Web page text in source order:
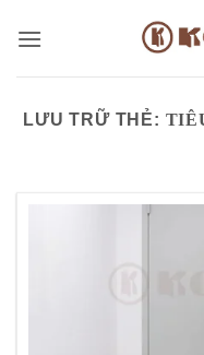
qua
LƯU TRỮ THẺ: